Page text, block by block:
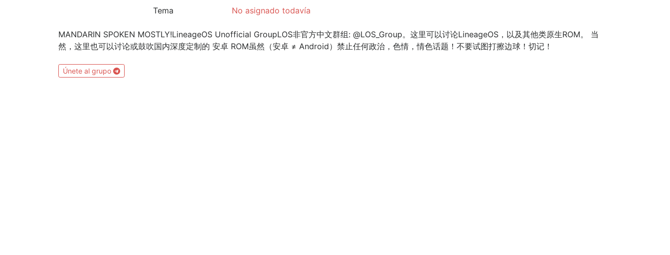
Tema
No asignado todavía
MANDARIN SPOKEN MOSTLY!LineageOS Unofficial GroupLOS非官方中文群组: @LOS_Group。这里可以讨论LineageOS，以及其他类原生ROM。 当
然，这里也可以讨论或鼓吹国内深度定制的 安卓 ROM虽然（安卓 ≠ Android）禁止任何政治，色情，情色话题！不要试图打擦边球！切记！
Únete al grupo